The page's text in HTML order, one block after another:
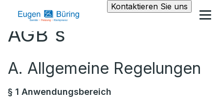
Kontaktieren Sie uns
AGB´s
A. Allgemeine Regelungen
§ 1 Anwendungsbereich